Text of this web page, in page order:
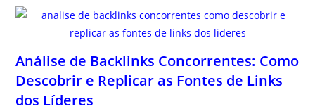
Análise de Backlinks Concorrentes: Como
Descobrir e Replicar as Fontes de Links
dos Líderes